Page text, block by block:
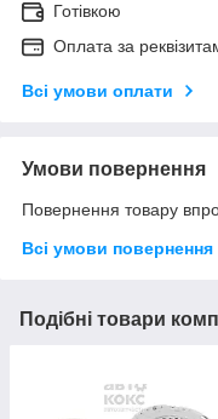
Готівкою
Оплата за
Всі умови оплати
Умови повернення
Повернення товару
Всі умови повернення
Подібні товари